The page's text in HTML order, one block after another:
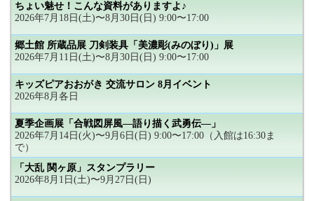
ちょい魅せ！こんな資料がありますよ♪
2026年7月18日(土)〜8月30日(日) 9:00〜17:00
郷土館 所蔵品展 刀剣装具「美濃彫(みのぼり)」展
2026年7月11日(土)〜8月30日(日) 9:00〜17:00
キッズピアおおがき 交流サロン 8月イベント
2026年8月各日
夏季企画展「合戦図屏風―語り描く武勇伝―」
2026年7月14日(火)〜9月6日(日) 9:00〜17:00（入館は16:30ま
で）
「大乱 関ヶ原」スタンプラリー
2026年8月1日(土)〜9月27日(日)